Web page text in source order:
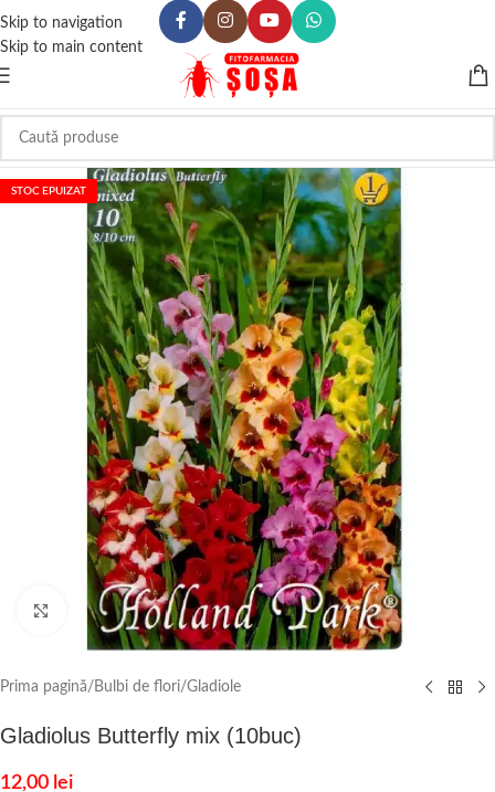
Skip to navigation
Skip to main content
STOC EPUIZAT
Click to enlarge
Prima pagină/ Bulbi de flori/Gladiole
Gladiolus Butterfly mix (10buc)
12,00 lei